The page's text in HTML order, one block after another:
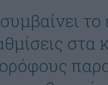
το
στα
ορόφους